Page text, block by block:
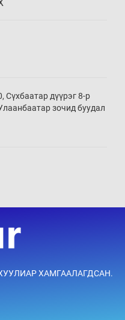
төлөвтэй
Сүхбаатар дүүрэг 8-р
зочид буудал
ХУУЛИАР ХАМГААЛАГДСАН.